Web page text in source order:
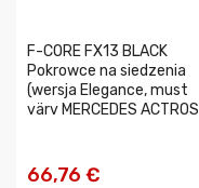
F-CORE FX13 BLACK
Pokrowce na siedzenia
(wersja Elegance, must
värv MERCEDES ACTROS
66,76 €